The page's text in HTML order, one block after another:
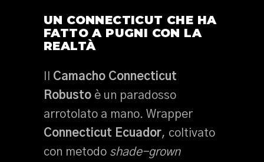
UN CONNECTICUT CHE HA
FATTO A PUGNI CON LA
REALTÀ
Camacho Connecticut
Robusto è un paradosso
arrotolato a mano. Wrapper
Connecticut Ecuador, coltivato
con metodo shade-grown